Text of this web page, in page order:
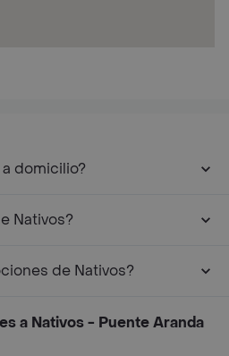
domicilio?
Nativos?
de Nativos?
a Nativos - Puente Aranda